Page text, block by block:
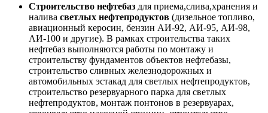
Строительство нефтебаз для приема,слива,хранения и
налива светлых нефтепродуктов (дизельное топливо,
авиационный керосин, бензин АИ-92, АИ-95, АИ-98,
АИ-100 и другие). В рамках строительства таких
нефтебаз выполняются работы по монтажу и
строительству фундаментов объектов нефтебазы,
строительство сливных железнодорожных и
автомобильных эстакад для светлых нефтепродуктов,
строительство резервуарного парка для светлых
нефтепродуктов, монтаж понтонов в резервуарах,